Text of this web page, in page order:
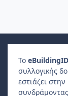
Το eBuildingID
συλλογικής
εστιάζει στην